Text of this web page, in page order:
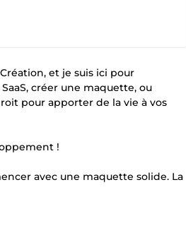
et je suis ici pour
créer une maquette, ou
pour apporter de la vie à vos
!
avec une maquette solide. La